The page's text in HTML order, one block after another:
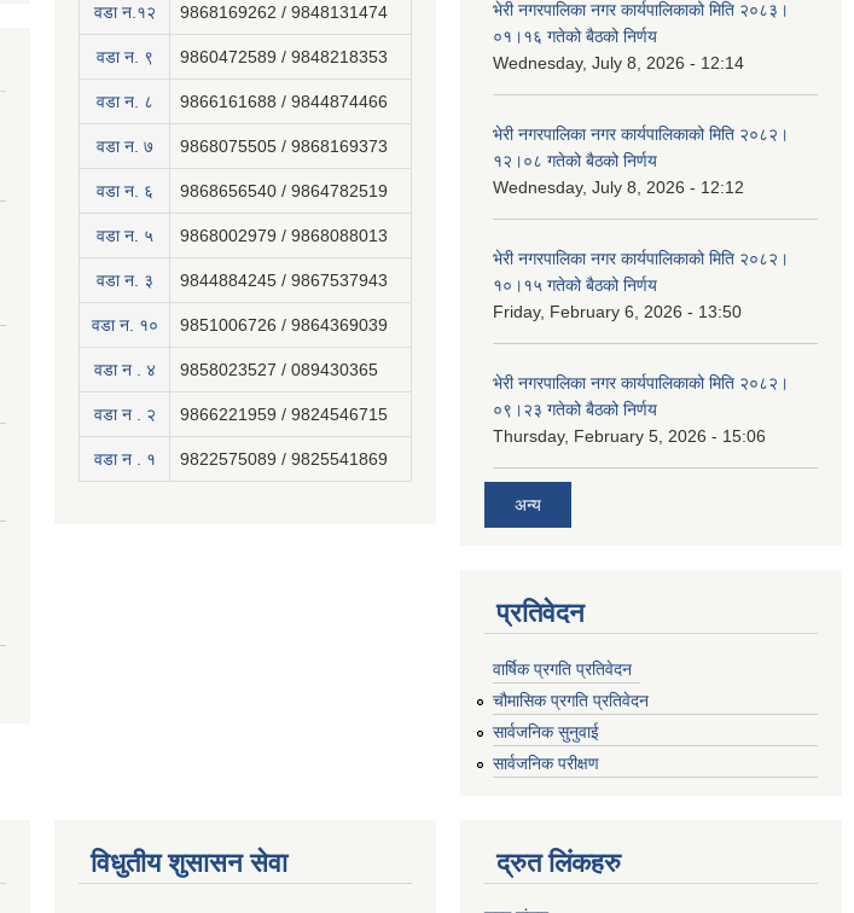
वडा न.१२ 9868169262 / 9848131474
वडा न. ९ 9860472589 / 9848218353
वडा न. ८ 9866161688 / 9844874466
वडा न. ७ 9868075505 / 9868169373
वडा न. ६ 9868656540 / 9864782519
वडा न. ५ 9868002979 / 9868088013
वडा न. ३ 9844884245 / 9867537943
वडा न. १० 9851006726 / 9864369039
वडा न . ४ 9858023527 / 089430365
वडा न . २ 9866221959 / 9824546715
वडा न . १ 9822575089 / 9825541869
भेरी नगरपालिका नगर कार्यपालिकाको मिति २०८३।
०१।१६ गतेको बैठको निर्णय
Wednesday, July 8, 2026 - 12:14
भेरी नगरपालिका नगर कार्यपालिकाको मिति २०८२।
१२।०८ गतेको बैठको निर्णय
Wednesday, July 8, 2026 - 12:12
भेरी नगरपालिका नगर कार्यपालिकाको मिति २०८२।
१०।१५ गतेको बैठको निर्णय
Friday, February 6, 2026 - 13:50
भेरी नगरपालिका नगर कार्यपालिकाको मिति २०८२।
०९।२३ गतेको बैठको निर्णय
Thursday, February 5, 2026 - 15:06
अन्य
प्रतिवेदन
वार्षिक प्रगति प्रतिवेदन
चौमासिक प्रगति प्रतिवेदन
सार्वजनिक सुनुवाई
सार्वजनिक परीक्षण
विधुतीय शुसासन सेवा द्रुत लिंकहरु